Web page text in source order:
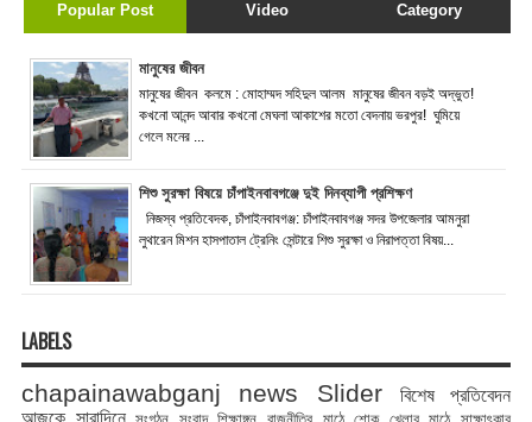
Popular Post Video Category
মানুষের জীবন
মানুষের জীবন কলমে : মোহাম্মদ সহিদুল আলম মানুষের জীবন বড়ই অদ্ভুত!
কখনো আনন্দ আবার কখনো মেঘলা আকাশের মতো বেদনায় ভরপুর! ঘুমিয়ে
গেলে মনের ...
শিশু সুরক্ষা বিষয়ে চাঁপাইনবাবগঞ্জে দুই দিনব্যাপী প্রশিক্ষণ
নিজস্ব প্রতিবেদক, চাঁপাইনবাবগঞ্জ: চাঁপাইনবাবগঞ্জ সদর উপজেলার আমনুরা
লুথারেন মিশন হাসপাতাল ট্রেনিং সেন্টারে শিশু সুরক্ষা ও নিরাপত্তা বিষয়...
LABELS
chapainawabganj news Slider
বিশেষ প্রতিবেদন